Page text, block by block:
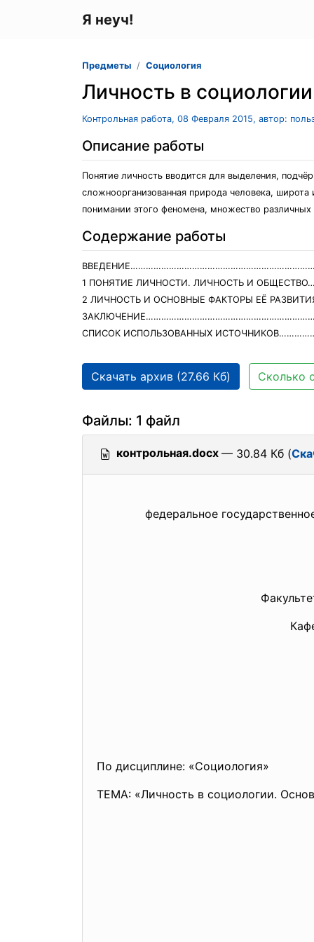
Я неуч!
Предметы Социология
Личность в
Контрольная работа, 08 Февраля 2015, автор:
Описание работы
Понятие личность вводится для выделения,
сложноорганизованная природа человека,
понимании этого феномена, множество
Содержание работы
1 ПОНЯТИЕ ЛИЧНОСТИ. ЛИЧНОСТЬ И
2 ЛИЧНОСТЬ И ОСНОВНЫЕ ФАКТОРЫ ЕЁ
СПИСОК ИСПОЛЬЗОВАННЫХ
Скачать архив (27.66 Кб) Сколько
Файлы: 1 файл
контрольная.docx — 30.84 Кб (
федеральное
По дисциплине: «Социология»
ТЕМА: «Личность в социологии.